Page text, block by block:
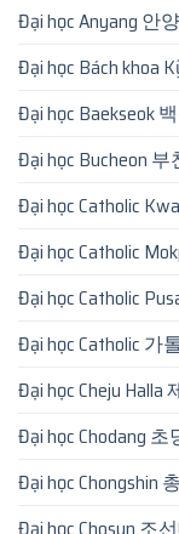
Đại học Anyang 안
Đại học Bách khoa
Đại học Baekseok
Đại học Bucheon
Đại học Catholic
Đại học Catholic
Đại học Catholic
Đại học Catholic 가
Đại học Cheju
Đại học Chodang
Đại học Chongshin